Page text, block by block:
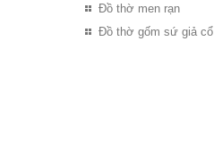
Đồ thờ men rạn
Đồ thờ gốm sứ giả cổ